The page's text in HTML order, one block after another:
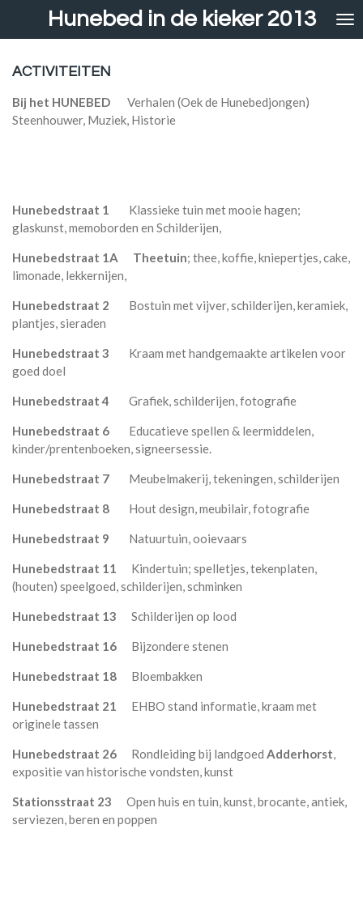
de
Hunebed in de kieker 2013
ACTIVITEITEN
Bij het HUNEBED Verhalen (Oek de Hunebedjongen)
Steenhouwer, Muziek, Historie
Hunebedstraat 1
Klassieke tuin met mooie hagen;
glaskunst, memoborden en Schilderijen,
Hunebedstraat 1A Theetuin; thee, koffie, kniepertjes, cake,
limonade, lekkernijen,
Hunebedstraat 2
Bostuin met vijver, schilderijen, keramiek,
plantjes, sieraden
Hunebedstraat 3 Kraam met handgemaakte artikelen voor
goed doel
Hunebedstraat 4 Grafiek, schilderijen, fotografie
Hunebedstraat 6
Educatieve spellen & leermiddelen,
kinder/prentenboeken, signeersessie.
Hunebedstraat 7 Meubelmakerij, tekeningen, schilderijen
Hunebedstraat 8 Hout design, meubilair, fotografie
Hunebedstraat 9 Natuurtuin, ooievaars
Hunebedstraat 11
Kindertuin; spelletjes, tekenplaten,
(houten) speelgoed, schilderijen, schminken
Hunebedstraat 13 Schilderijen op lood
Hunebedstraat 16 Bijzondere stenen
Hunebedstraat 18 Bloembakken
Hunebedstraat 21 EHBO stand informatie, kraam met
originele tassen
Hunebedstraat 26 Rondleiding bij landgoed Adderhorst,
expositie van historische vondsten, kunst
Stationsstraat 23 Open huis en tuin, kunst, brocante, antiek,
serviezen, beren en poppen